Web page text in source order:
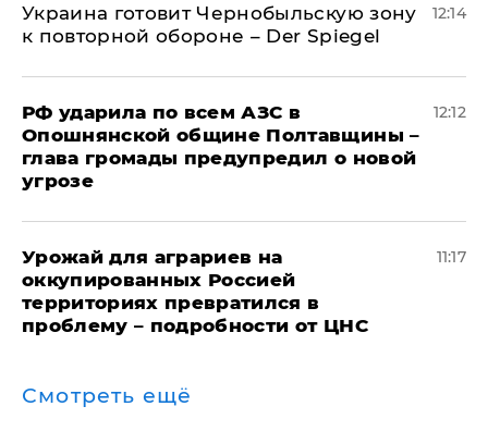
Украина готовит Чернобыльскую зону
к повторной обороне – Der Spiegel
12:14
РФ ударила по всем АЗС в
Опошнянской общине Полтавщины –
глава громады предупредил о новой
угрозе
12:12
Урожай для аграриев на
оккупированных Россией
территориях превратился в
проблему – подробности от ЦНС
11:17
Смотреть ещё